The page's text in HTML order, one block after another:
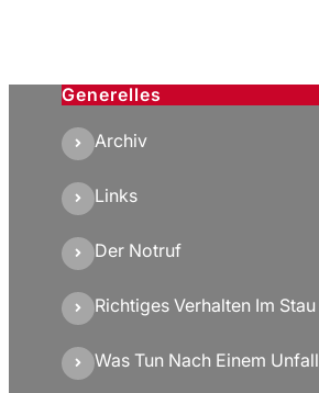
Generelles
Archiv
Links
Der Notruf
Richtiges Verhalten Im Stau
Was Tun Nach Einem Unfall